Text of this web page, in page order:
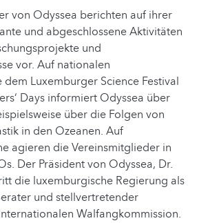
von Odyssea berichten auf ihrer
und abgeschlossene Aktivitäten
und
vor. Auf nationalen
Luxemburger Science Festival
Days informiert Odyssea über
über die Folgen von
in den Ozeanen. Auf
agieren die Vereinsmitglieder in
Der Präsident von Odyssea, Dr.
die luxemburgische Regierung als
und stellvertretender
Walfangkommission.